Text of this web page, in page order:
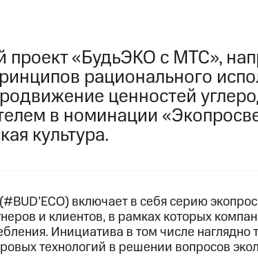
проект «БудьЭКО с МТС»,
рационального
ценностей
в номинации
культура.
включает в себя серию
и клиентов, в рамках которых
Инициатива в том числе
технологий в решении вопросов